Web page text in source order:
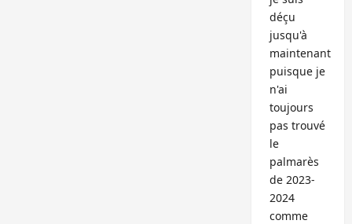
déçu
jusqu'à
maintenant
puisque je
n'ai
toujours
pas trouvé
le
palmarès
de 2023-
2024
comme